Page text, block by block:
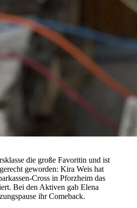
die große Favoritin und ist
geworden: Kira Weis hat
Cross in Pforzheim das
Bei den Aktiven gab Elena
ihr Comeback.